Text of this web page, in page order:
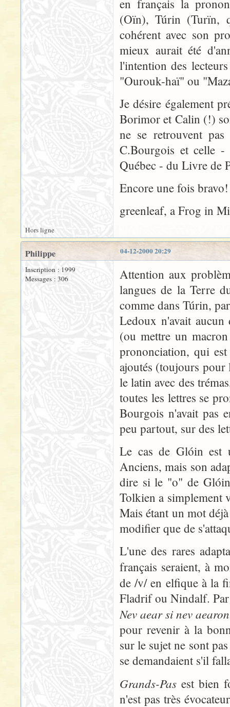
en français la
(Oïn), Túrin (Turïn,
cohérent avec son
mieux aurait été
l'intention des
"Ourouk-haï" ou
Je désire également
Borimor et Calin (!)
ne se retrouvent
C.Bourgois et celle
Québec - du Livre de
Encore une fois
greenleaf, a Frog in
Hors ligne
04-12-2000 20:29
Philippe
Inscription : 1999
Messages : 306
Attention aux
langues de la Terre
comme dans Túrin,
Ledoux n'avait
(ou mettre un
prononciation, qui
ajoutés (toujours pour
le latin avec des
toutes les lettres se
Bourgois n'avait pas
peu partout, sur des
Le cas de Glóin est
Anciens, mais son
dire si le "o" de
Tolkien a
Mais étant un mot
modifier que de
L'une des rares
français seraient, à
de /v/ en elfique à la
Fladrif ou Nindalf.
Nev aear si nev aearon
pour revenir à la
sur le sujet ne sont
se demandaient s'il
Grands-Pas est bien
n'est pas très